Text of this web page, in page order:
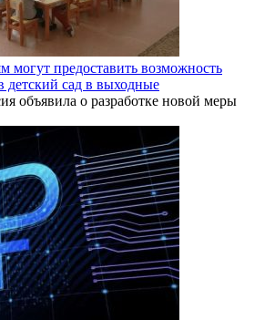
могут предоставить возможность
детский сад в выходные
объявила о разработке новой меры